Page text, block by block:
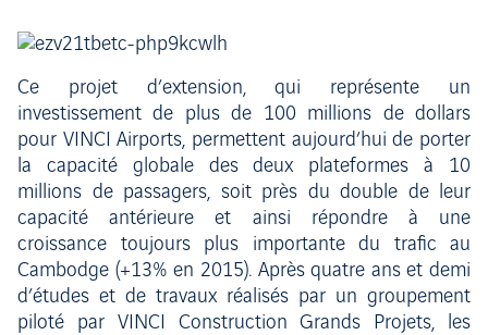
Ce projet d’extension, qui représente un
investissement de plus de 100 millions de dollars
pour VINCI Airports, permettent aujourd’hui de porter
la capacité globale des deux plateformes à 10
millions de passagers, soit près du double de leur
capacité antérieure et ainsi répondre à une
croissance toujours plus importante du trafic au
Cambodge (+13% en 2015). Après quatre ans et demi
d’études et de travaux réalisés par un groupement
piloté par VINCI Construction Grands Projets, les